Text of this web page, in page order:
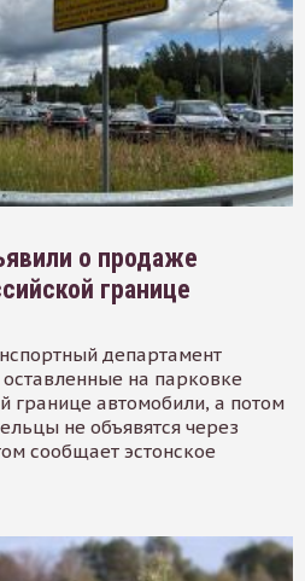
о продаже
границе
департамент
на парковке
границе автомобили, а потом
не объявятся через
сообщает эстонское